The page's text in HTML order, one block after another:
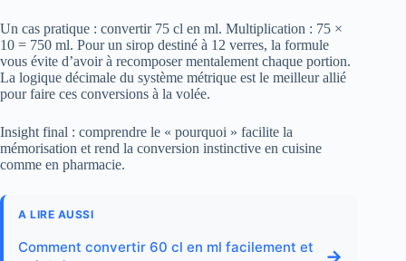
Un cas pratique : convertir 75 cl en ml. Multiplication : 75 ×
10 = 750 ml. Pour un sirop destiné à 12 verres, la formule
vous évite d’avoir à recomposer mentalement chaque portion.
La logique décimale du système métrique est le meilleur allié
pour faire ces conversions à la volée.
Insight final : comprendre le « pourquoi » facilite la
mémorisation et rend la conversion instinctive en cuisine
comme en pharmacie.
A LIRE AUSSI
Comment convertir 60 cl en ml facilement et
→